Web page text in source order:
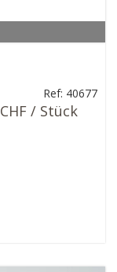
Ref: 40677
/ Stück